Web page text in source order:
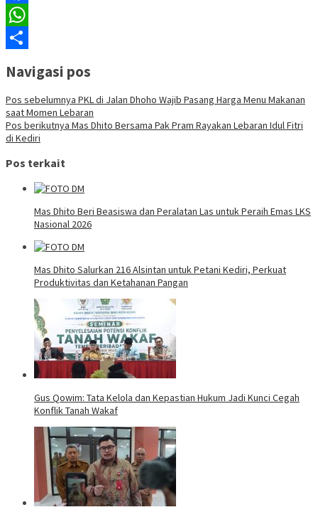
Facebook
WhatsApp
Navigasi pos
Pos sebelumnya PKL di Jalan Dhoho Wajib Pasang Harga Menu Makanan
saat Momen Lebaran
Pos berikutnya Mas Dhito Bersama Pak Pram Rayakan Lebaran Idul Fitri
di Kediri
Pos terkait
Mas Dhito Beri Beasiswa dan Peralatan Las untuk Peraih Emas LKS
Nasional 2026
Mas Dhito Salurkan 216 Alsintan untuk Petani Kediri, Perkuat
Produktivitas dan Ketahanan Pangan
Gus Qowim: Tata Kelola dan Kepastian Hukum Jadi Kunci Cegah
Konflik Tanah Wakaf